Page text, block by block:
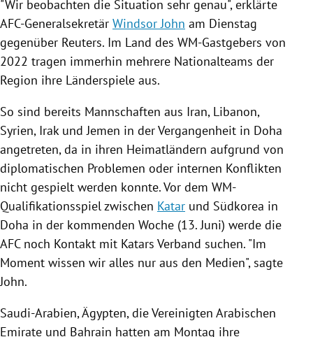
"Wir beobachten die Situation sehr genau", erklärte
AFC-Generalsekretär Windsor John am Dienstag
gegenüber Reuters. Im Land des WM-Gastgebers von
2022 tragen immerhin mehrere Nationalteams der
Region ihre Länderspiele aus.
So sind bereits Mannschaften aus Iran, Libanon,
Syrien, IrakundJemen in der Vergangenheit in Doha
angetreten, da in ihren Heimatländern aufgrund von
diplomatischen Problemen oder internen Konflikten
nicht gespielt werden konnte. Vor dem WM-
Qualifikationsspiel zwischen Katar und Südkorea in
Doha in der kommenden Woche (13. Juni) werde die
AFC noch Kontakt mit Katars Verband suchen. "Im
Moment wissen wir alles nur aus den Medien", sagte
John.
Saudi-Arabien,Ägypten, dieVereinigten Arabischen
Emirate und Bahrain hatten am Montag ihre